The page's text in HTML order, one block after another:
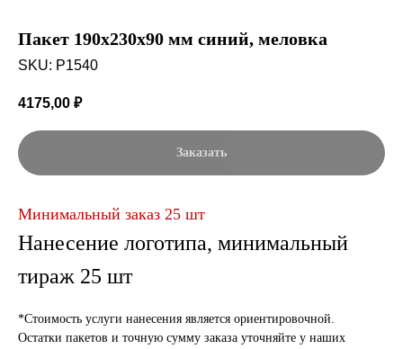
Пакет 190x230x90 мм синий, меловка
SKU: P1540
4175,00 ₽
Заказать
Минимальный заказ 25 шт
Нанесение логотипа, минимальный
тираж 25 шт
*Стоимость услуги нанесения является ориентировочной.
Остатки пакетов и точную сумму заказа уточняйте у наших